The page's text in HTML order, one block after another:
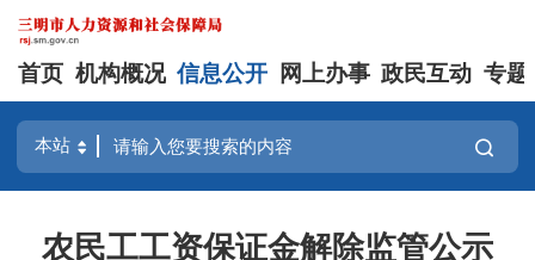
首页 机构概况 信息公开 网上办事 政民互动 专题
农民工工资保证金解除监管公示